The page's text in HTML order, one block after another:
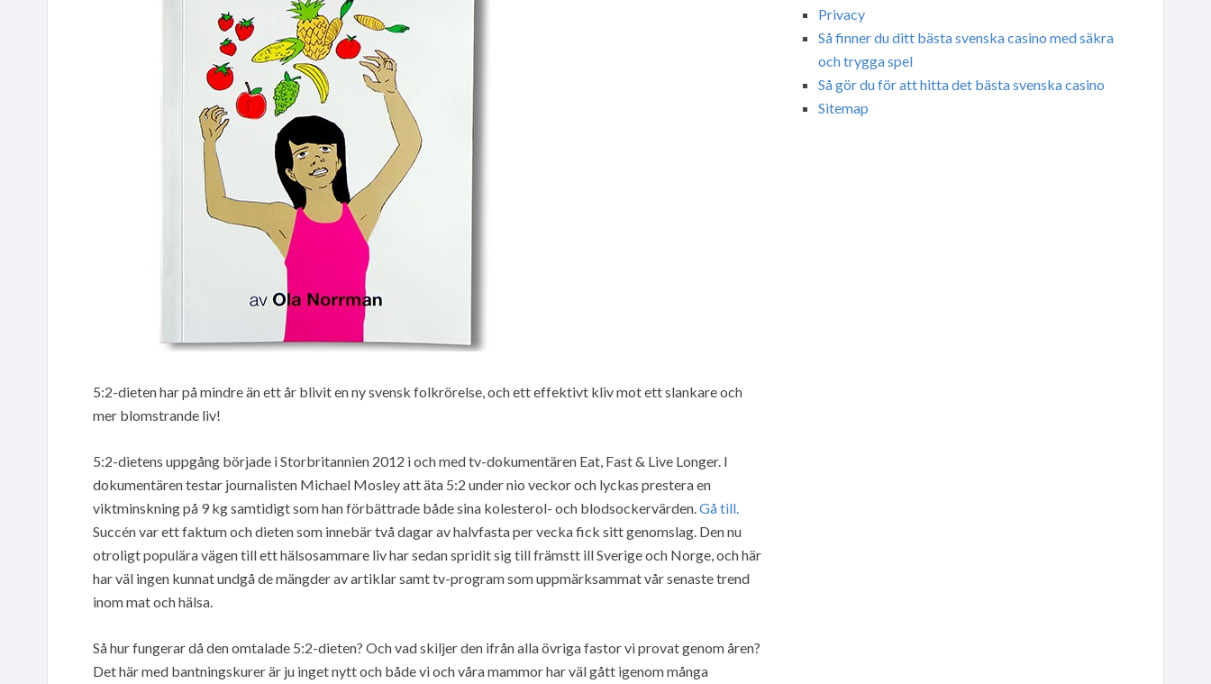
5:2-dieten har på mindre än ett år blivit en ny svensk folkrörelse, och ett effektivt kliv mot ett slankare och
mer blomstrande liv!
5:2-dietens uppgång började i Storbritannien 2012 i och med tv-dokumentären Eat, Fast & Live Longer. I
dokumentären testar journalisten Michael Mosley att äta 5:2 under nio veckor och lyckas prestera en
viktminskning på 9 kg samtidigt som han förbättrade både sina kolesterol- och blodsockervärden.Gå till.
Succén var ett faktum och dieten som innebär två dagar av halvfasta per vecka fick sitt genomslag. Den nu
otroligt populära vägen till ett hälsosammare liv har sedan spridit sig till främstt ill Sverige och Norge, och här
har väl ingen kunnat undgå de mängder av artiklar samt tv-program som uppmärksammat vår senaste trend
inom mat och hälsa.
Så hur fungerar då den omtalade 5:2-dieten? Och vad skiljer den ifrån alla övriga fastor vi provat genom åren?
Det här med bantningskurer är ju inget nytt och både vi och våra mammor har väl gått igenom många
Privacy
Så finner du ditt bästa svenska casino med säkra
och trygga spel
Så gör du för att hitta det bästa svenska casino
Sitemap